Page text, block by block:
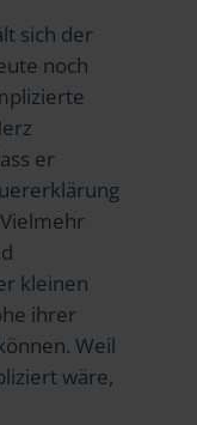
sich der
noch
er
kleinen
ihrer
Weil
wäre,